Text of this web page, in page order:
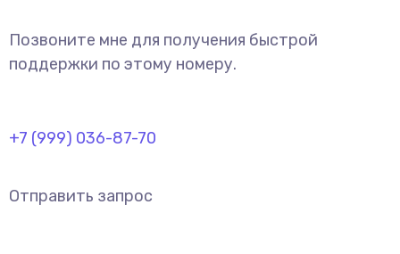
Позвоните мне для получения быстрой
поддержки по этому номеру.
+7 (999) 036-87-70
Отправить запрос